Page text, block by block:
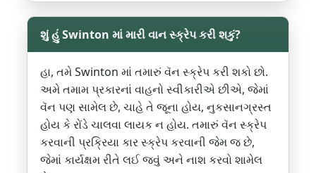
શું હું Swinton માં મારી વાન સ્ક્રેપ કરી શકું?
હા, તમે Swinton માં તમારું વૅન સ્ક્રેપ કરી શકો છો.
અમે તમામ પ્રકારનાં વાહનો સ્વીકારીએ છીએ, જેમાં
વૅન પણ સામેલ છે, ચાહે તે જૂના હોય, નુકસાનગ્રસ્ત
હોય કે રોંડે ચાલવા લાયક ન હોય. તમારું વૅન સ્ક્રેપ
કરવાની પ્રક્રિયા કાર સ્ક્રેપ કરવાની જેમ જ છે,
જેમાં કાર્યક્ષમ રીતે લઈ જવું અને નાશ કરવો શામેલ